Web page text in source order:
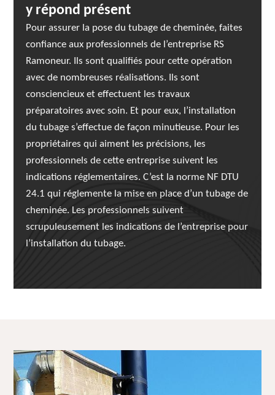
y répond présent
Pour assurer la pose du tubage de cheminée, faites
confiance aux professionnels de l’entreprise RS
Ramoneur. Ils sont qualifiés pour cette opération
avec de nombreuses réalisations. Ils sont
consciencieux et effectuent les travaux
préparatoires avec soin. Et pour eux, l’installation
du tubage s’effectue de façon minutieuse. Pour les
propriétaires qui aiment les précisions, les
professionnels de cette entreprise suivent les
indications réglementaires. C’est la norme NF DTU
24.1 qui réglemente la mise en place d’un tubage de
cheminée. Les professionnels suivent
scrupuleusement les indications de l’entreprise pour
l’installation du tubage.